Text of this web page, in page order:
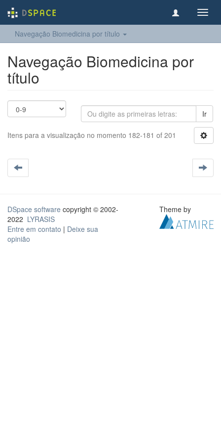
Navegação Biomedicina por título
Navegação Biomedicina por
título
Ir
Itens para a visualização no momento 182-181 of 201
DSpace software copyright © 2002-
2022 LYRASIS
Entre em contato | Deixe sua
opinião
Theme by